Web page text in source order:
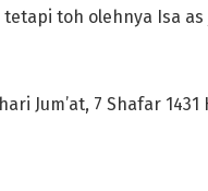
toh olehnya Isa
Jum’at, 7 Shafar 1431